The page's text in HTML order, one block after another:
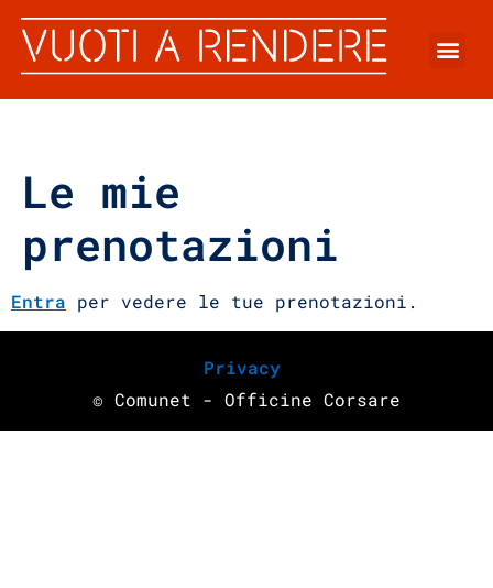
Le mie
prenotazioni
Entra per vedere le tue prenotazioni.
Privacy
© Comunet - Officine Corsare